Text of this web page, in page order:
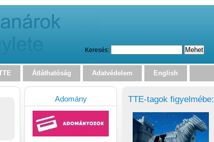
Keresés:
Átláthatóság Adatvédelem English
TTE-tagok figyelmébe:
Adomány